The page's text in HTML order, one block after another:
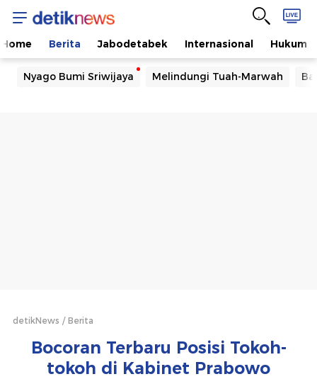
Home Berita Jabodetabek Internasional Hukum
Nyago Bumi Sriwijaya Melindungi Tuah-Marwah
detikNews Berita
Bocoran Terbaru Posisi Tokoh-
tokoh di Kabinet Prabowo